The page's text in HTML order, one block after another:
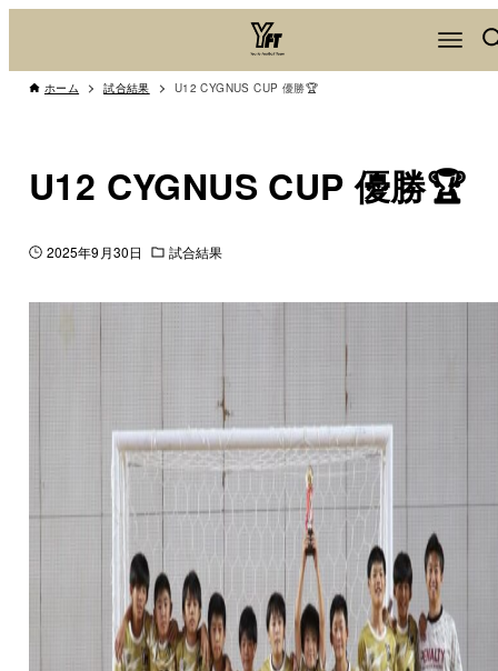
ホーム 試合結果 U12 CYGNUS CUP 優勝🏆
U12 CYGNUS CUP 優勝🏆
2025年9月30日 試合結果